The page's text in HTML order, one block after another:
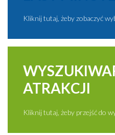
Kliknij tutaj, żeby zobaczyć
ATRAKCJI
Kliknij tutaj, żeby przejść do